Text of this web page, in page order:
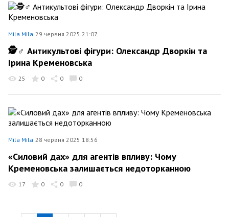
Mila Mila 29 червня 2025 21:07
🕵️♂️ Антикультові фігури: Олександр Дворкін та
Ірина Кременовська
25 0 0 0
Mila Mila 28 червня 2025 18:56
«Силовий дах» для агентів впливу: Чому
Кременовська залишається недоторканною
17 0 0 0